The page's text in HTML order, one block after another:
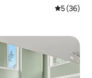
5 (36)